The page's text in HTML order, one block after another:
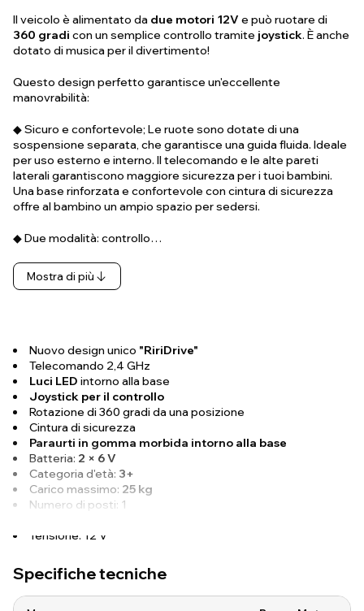
Il veicolo è alimentato da due motori 12V e può ruotare di
360 gradi con un semplice controllo tramite joystick. È anche
dotato di musica per il divertimento!
Questo design perfetto garantisce un'eccellente
manovrabilità:
◆ Sicuro e confortevole; Le ruote sono dotate di una
sospensione separata, che garantisce una guida fluida. Ideale
per uso esterno e interno. Il telecomando e le alte pareti
laterali garantiscono maggiore sicurezza per i tuoi bambini.
Una base rinforzata e confortevole con cintura di sicurezza
offre al bambino un ampio spazio per sedersi.
◆ Due modalità: controllo…
Mostra di più
Nuovo design unico "RiriDrive"
Telecomando 2,4 GHz
Luci LED intorno alla base
Joystick per il controllo
Rotazione di 360 gradi da una posizione
Cintura di sicurezza
Paraurti in gomma morbida intorno alla base
Batteria: 2 × 6 V
Categoria d'età: 3+
Carico massimo: 25 kg
Numero di posti: 1
Tensione: 12 V
Specifiche tecniche